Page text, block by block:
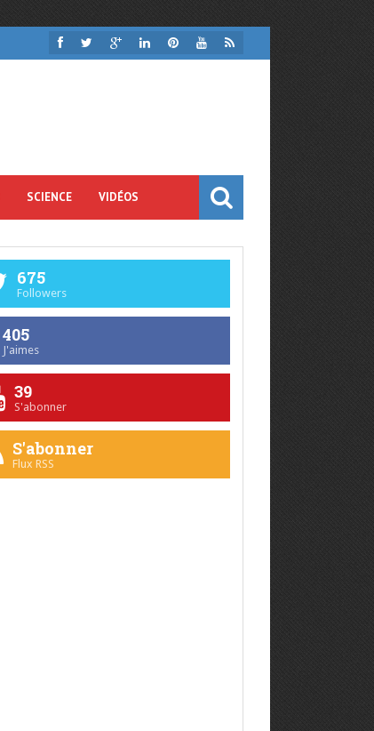
SCIENCE VIDÉOS
675
Followers
405
J'aimes
39
S'abonner
S'abonner
Flux RSS